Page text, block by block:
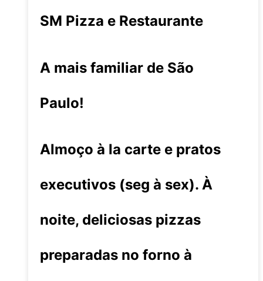
SM Pizza e Restaurante
A mais familiar de São
Paulo!
Almoço à la carte e pratos
executivos (seg à sex). À
noite, deliciosas pizzas
preparadas no forno à